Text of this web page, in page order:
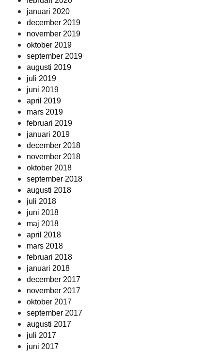
januari 2020
december 2019
november 2019
oktober 2019
september 2019
augusti 2019
juli 2019
juni 2019
april 2019
mars 2019
februari 2019
januari 2019
december 2018
november 2018
oktober 2018
september 2018
augusti 2018
juli 2018
juni 2018
maj 2018
april 2018
mars 2018
februari 2018
januari 2018
december 2017
november 2017
oktober 2017
september 2017
augusti 2017
juli 2017
juni 2017